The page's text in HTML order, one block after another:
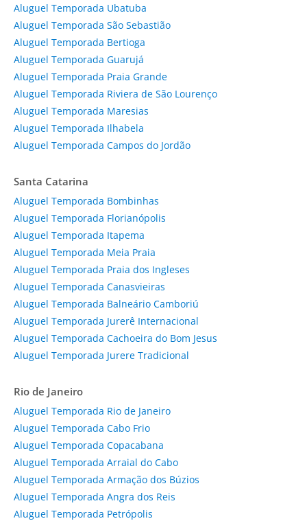
Aluguel Temporada Ubatuba
Aluguel Temporada São Sebastião
Aluguel Temporada Bertioga
Aluguel Temporada Guarujá
Aluguel Temporada Praia Grande
Aluguel Temporada Riviera de São Lourenço
Aluguel Temporada Maresias
Aluguel Temporada Ilhabela
Aluguel Temporada Campos do Jordão
Santa Catarina
Aluguel Temporada Bombinhas
Aluguel Temporada Florianópolis
Aluguel Temporada Itapema
Aluguel Temporada Meia Praia
Aluguel Temporada Praia dos Ingleses
Aluguel Temporada Canasvieiras
Aluguel Temporada Balneário Camboriú
Aluguel Temporada Jurerê Internacional
Aluguel Temporada Cachoeira do Bom Jesus
Aluguel Temporada Jurere Tradicional
Rio de Janeiro
Aluguel Temporada Rio de Janeiro
Aluguel Temporada Cabo Frio
Aluguel Temporada Copacabana
Aluguel Temporada Arraial do Cabo
Aluguel Temporada Armação dos Búzios
Aluguel Temporada Angra dos Reis
Aluguel Temporada Petrópolis